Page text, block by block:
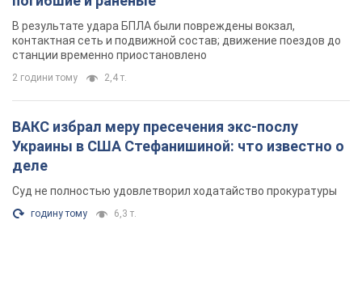
В результате удара БПЛА были повреждены вокзал,
контактная сеть и подвижной состав; движение поездов до
станции временно приостановлено
2 години тому 2,4 т.
ВАКС избрал меру пресечения экс-послу
Украины в США Стефанишиной: что известно о
деле
Суд не полностью удовлетворил ходатайство прокуратуры
годину тому 6,3 т.